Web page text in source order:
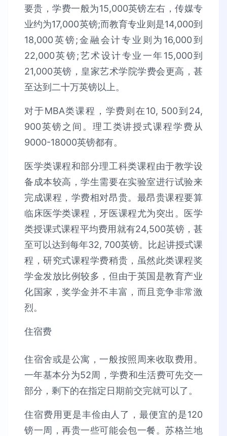
要贵，学费一般为15,000英镑左右，传媒专
业约为17,000英镑;而教育专业则是14,000到
18,000英镑;金融会计专业则为16,000到
22,000英镑;艺术设计专业一年15,000到
21,000英镑，皇家艺术学院学费会更高，甚
至达到二十万英镑以上。
对于MBA类课程，学费则在10, 500到24,
900英镑之间。理工类讲授式课程学费从
9000-18000英镑都有。
医学类课程和部分理工科类课程由于教学设
备成本较高，学生需要在实验室进行试验来
完成课程，学费相对昂贵。最昂贵课程要算
临床医学类课程，牙医课程尤为突出。医学
类授课式课程平均费用就有24,500英镑，甚
至可以达到每年32, 700英镑。比起讲授式课
程，研究式课程学费稍贵，虽然此类课程奖
学金发放比例较多，但由于英国是教育产业
化国家，奖学金并不丰富，而且竞争非常激
烈。
住宿费
住宿舍或是公寓，一般按照周来收取费用。
一年基本分为52周，学费和生活费可先交一
部分，剩下的在指定日期前交完就可以了。
住宿费用更是丰俭由人了，最便宜的是120
镑一周，再贵一些可能会包一餐。苏格兰地